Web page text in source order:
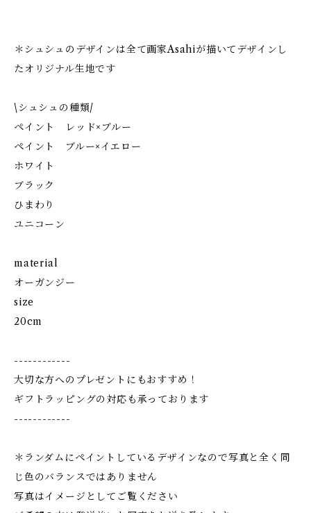
＊シュシュのデザインは全て画家Asahiが描いてデザインし
たオリジナル生地です
\シュシュの種類/
ペイント レッド×ブルー
ペイント ブルー×イエロー
ホワイト
ブラック
ひまわり
ユニコーン
material
オーガンジー
size
20cm
------------
大切な方へのプレゼントにもおすすめ！
ギフトラッピングの対応も承っております
------------
＊ランダムにペイントしているデザインなので写真と全く同
じ色のバランスではありません
写真はイメージとしてご覧ください